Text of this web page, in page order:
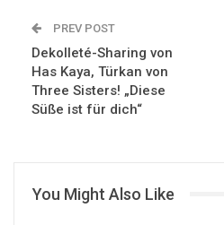
PREV POST
Dekolleté-Sharing von
Has Kaya, Türkan von
Three Sisters! „Diese
Süße ist für dich“
You Might Also Like